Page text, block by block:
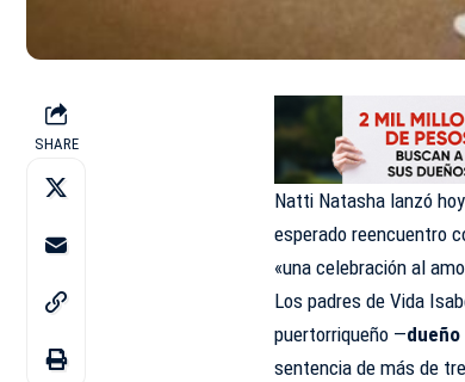
SHARE
Natti Natasha lanzó
esperado reencuentro
«una celebración al
Los padres de Vida
puertorriqueño —
sentencia de más de